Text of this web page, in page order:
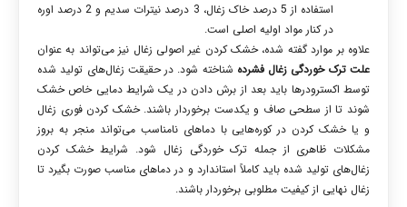
استفاده از 5 درصد خاک زغال، 3 درصد نیترات سدیم و 2 درصد اوره
در کنار مواد اولیه اصلی است.
علاوه بر موارد گفته شده، خشک کردن غیر اصولی زغال نیز می‌تواند به عنوان
علت ترک خوردگی زغال فشرده شناخته شود. در حقیقت زغال‌های تولید شده
توسط اکسترودرها باید بعد از برش دادن در یک شرایط دمایی خاص خشک
شوند تا از سطحی صاف و یکدست برخوردار باشند. خشک کردن فوری زغال
و یا خشک کردن در کوره‌هایی با دماهای نامناسب می‌تواند منجر به بروز
مشکلات ظاهری از جمله ترک خوردگی زغال شود. شرایط خشک کردن
زغال‌های تولید شده باید کاملاً استاندارد و در دماهای مناسب صورت بگیرد تا
زغال نهایی از کیفیت مطلوبی برخوردار باشند.